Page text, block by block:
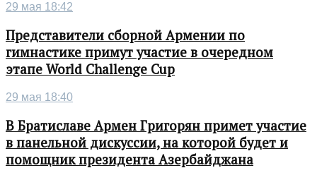
29 мая 18:42
Представители сборной Армении по
гимнастике примут участие в очередном
этапе World Challenge Cup
29 мая 18:40
В Братиславе Армен Григорян примет участие
в панельной дискуссии, на которой будет и
помощник президента Азербайджана